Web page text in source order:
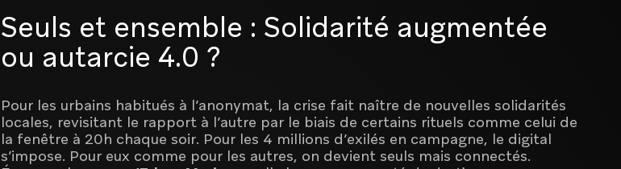
Seuls et ensemble : Solidarité augmentée
ou autarcie 4.0 ?
Pour les urbains habitués à l’anonymat, la crise fait naître de nouvelles solidarités
locales, revisitant le rapport à l’autre par le biais de certains rituels comme celui de
la fenêtre à 20h chaque soir. Pour les 4 millions d’exilés en campagne, le digital
s’impose. Pour eux comme pour les autres, on devient seuls mais connectés.